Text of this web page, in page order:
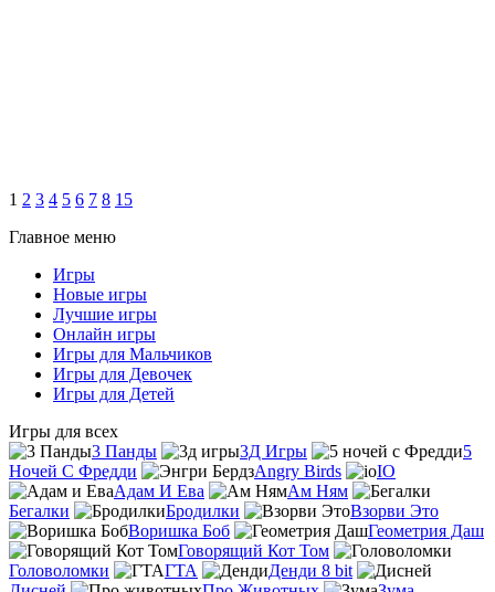
1 2 3 4 5 6 7 8 15
Главное меню
Игры
Новые игры
Лучшие игры
Онлайн игры
Игры для Мальчиков
Игры для Девочек
Игры для Детей
Игры для всех
3 Панды
3Д Игры
5
Ночей С Фредди
Angry Birds
IO
Адам И Ева
Ам Ням
Бегалки
Бродилки
Взорви Это
Воришка Боб
Геометрия Даш
Говорящий Кот Том
Головоломки
ГТА
Денди 8 bit